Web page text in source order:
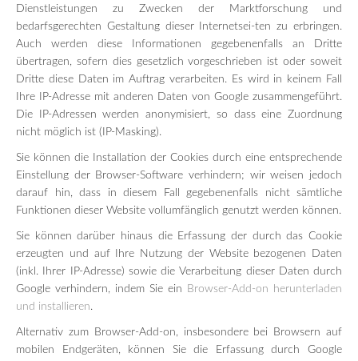
Dienstleistungen zu Zwecken der Marktforschung und
bedarfsgerechten Gestaltung dieser Internetsei-ten zu erbringen.
Auch werden diese Informationen gegebenenfalls an Dritte
übertragen, sofern dies gesetzlich vorgeschrieben ist oder soweit
Dritte diese Daten im Auftrag verarbeiten. Es wird in keinem Fall
Ihre IP-Adresse mit anderen Daten von Google zusammengeführt.
Die IP-Adressen werden anonymisiert, so dass eine Zuordnung
nicht möglich ist (IP-Masking).
Sie können die Installation der Cookies durch eine entsprechende
Einstellung der Browser-Software verhindern; wir weisen jedoch
darauf hin, dass in diesem Fall gegebenenfalls nicht sämtliche
Funktionen dieser Website vollumfänglich genutzt werden können.
Sie können darüber hinaus die Erfassung der durch das Cookie
erzeugten und auf Ihre Nutzung der Website bezogenen Daten
(inkl. Ihrer IP-Adresse) sowie die Verarbeitung dieser Daten durch
Google verhindern, indem Sie ein
Browser-Add-on herunterladen
und installieren.
Alternativ zum Browser-Add-on, insbesondere bei Browsern auf
mobilen Endgeräten, können Sie die Erfassung durch Google